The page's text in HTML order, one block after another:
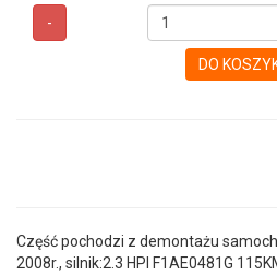
-
DO
Część pochodzi z demontażu
2008r., silnik:2.3 HPI F1AE0481G